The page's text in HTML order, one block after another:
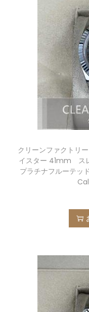
クリーンファクトリ
イスター 41mm ス
プラチナフルーテ